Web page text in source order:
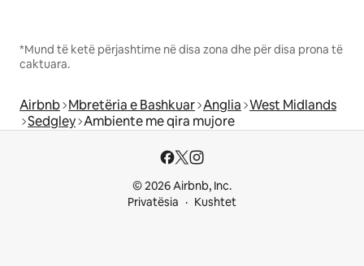
*Mund të ketë përjashtime në disa zona dhe për disa prona të
caktuara.
Airbnb Mbretëria e Bashkuar Anglia West Midlands
Sedgley Ambiente me qira mujore
© 2026 Airbnb, Inc.
Privatësia
Kushtet